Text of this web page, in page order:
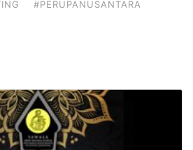
#PERUPANUSANTARA